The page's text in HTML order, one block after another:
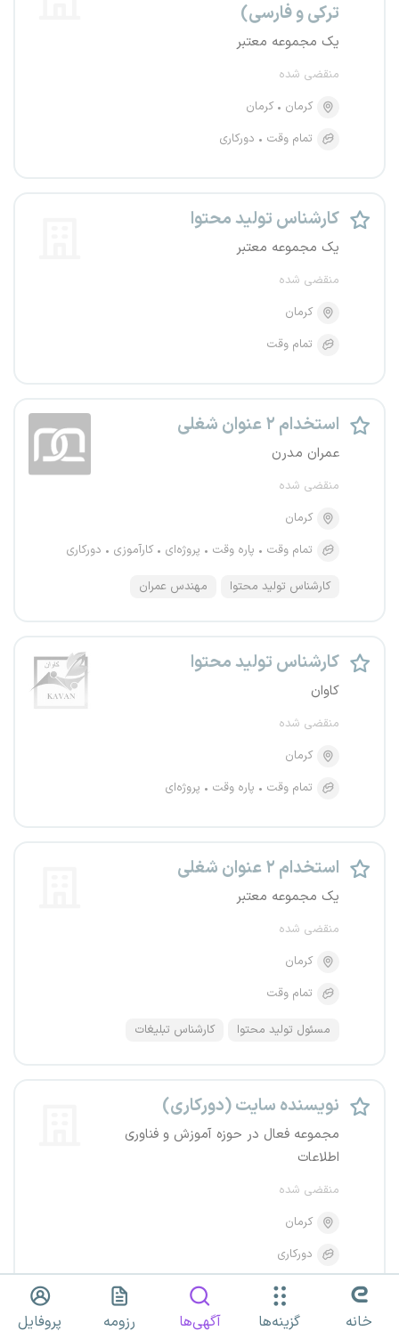
ترکی و فارسی)
یک مجموعه معتبر
منقضی شده
کرمان
کرمان
تمام وقت
دورکاری
کارشناس تولید محتوا
یک مجموعه معتبر
منقضی شده
کرمان
تمام وقت
استخدام ۲ عنوان شغلی
عمران مدرن
منقضی شده
کرمان
تمام وقت
پاره وقت پروژه‌ای کارآموزی دورکاری
کارشناس تولید محتوا مهندس عمران
کارشناس تولید محتوا
کاوان
منقضی شده
کرمان
تمام وقت
پاره وقت پروژه‌ای
استخدام ۲ عنوان شغلی
یک مجموعه معتبر
منقضی شده
کرمان
تمام وقت
مسئول تولید محتوا کارشناس تبلیغات
نویسنده سایت (دورکاری)
مجموعه فعال در حوزه آموزش و فناوری
اطلاعات
منقضی شده
کرمان
دورکاری
خانه گزینه‌ها آگهی‌ها رزومه پروفایل